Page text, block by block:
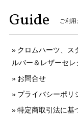
Guide ご利用
クロムハーツ、ス
ルバー＆レザーセ
お問合せ
プライバシーポリ
特定商取引法に基